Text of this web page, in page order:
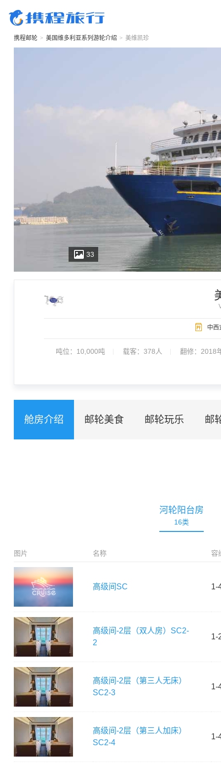
携程邮轮 > 美国维多利亚系列游轮介绍 > 美维凯珍
33
2009年9月首航，维多利亚旗舰轮，也是维多利亚豪华游船，无
中西
吨位： 10,000吨 载客： 378人 翻修：2018
舱房介绍 邮轮美食 邮轮玩乐 邮
河轮阳台房
16类
图片 名称 容
高级间 SC 1-
高级间-2层（双人房） SC2-
2
1-
高级间-2层（第三人无床）
SC2-3
1-
高级间-2层（第三人加床）
SC2-4
1-